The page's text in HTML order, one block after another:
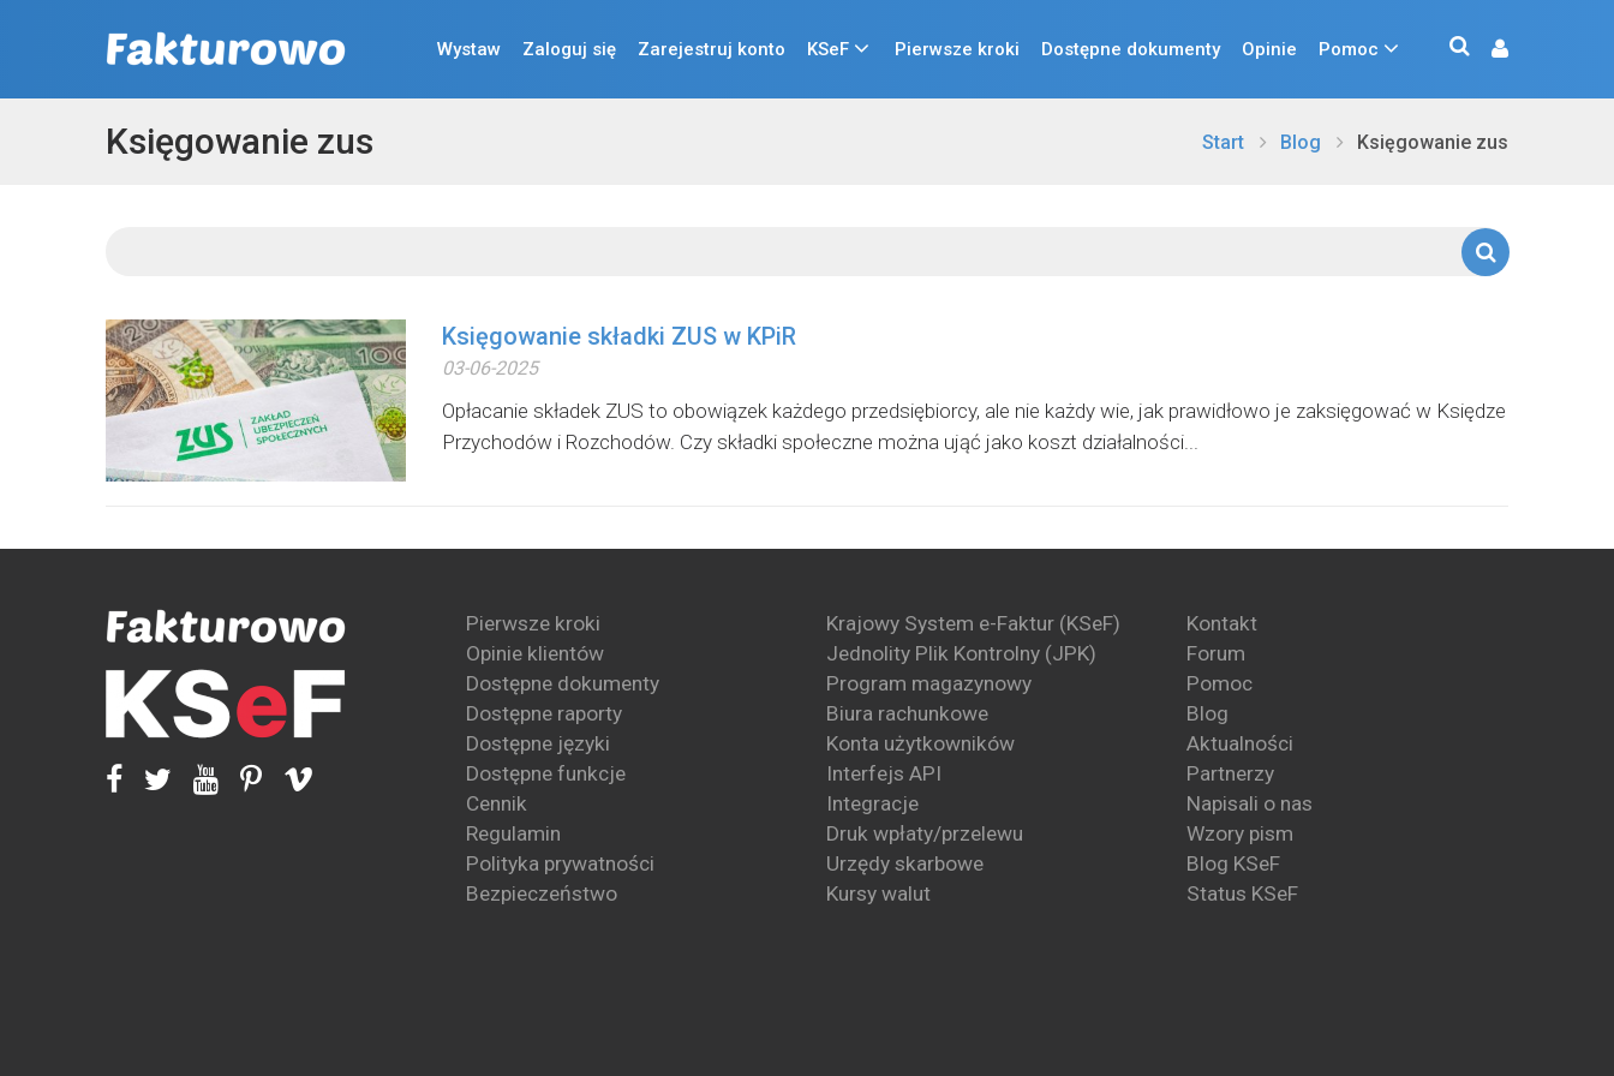
Wystaw Zaloguj się Zarejestruj konto KSeF Pierwsze kroki Dostępne dokumenty Opinie Pomoc
Księgowanie zus Start Blog Księgowanie zus
Księgowanie składki ZUS w KPiR
03-06-2025
Opłacanie składek ZUS to obowiązek każdego przedsiębiorcy, ale nie każdy wie, jak prawidłowo je zaksięgować w Księdze
Przychodów i Rozchodów. Czy składki społeczne można ująć jako koszt działalności...
Pierwsze kroki
Opinie klientów
Dostępne dokumenty
Dostępne raporty
Dostępne języki
Dostępne funkcje
Cennik
Regulamin
Polityka prywatności
Bezpieczeństwo
Krajowy System e-Faktur (KSeF)
Jednolity Plik Kontrolny (JPK)
Program magazynowy
Biura rachunkowe
Konta użytkowników
Interfejs API
Integracje
Druk wpłaty/przelewu
Urzędy skarbowe
Kursy walut
Kontakt
Forum
Pomoc
Blog
Aktualności
Partnerzy
Napisali o nas
Wzory pism
Blog KSeF
Status KSeF